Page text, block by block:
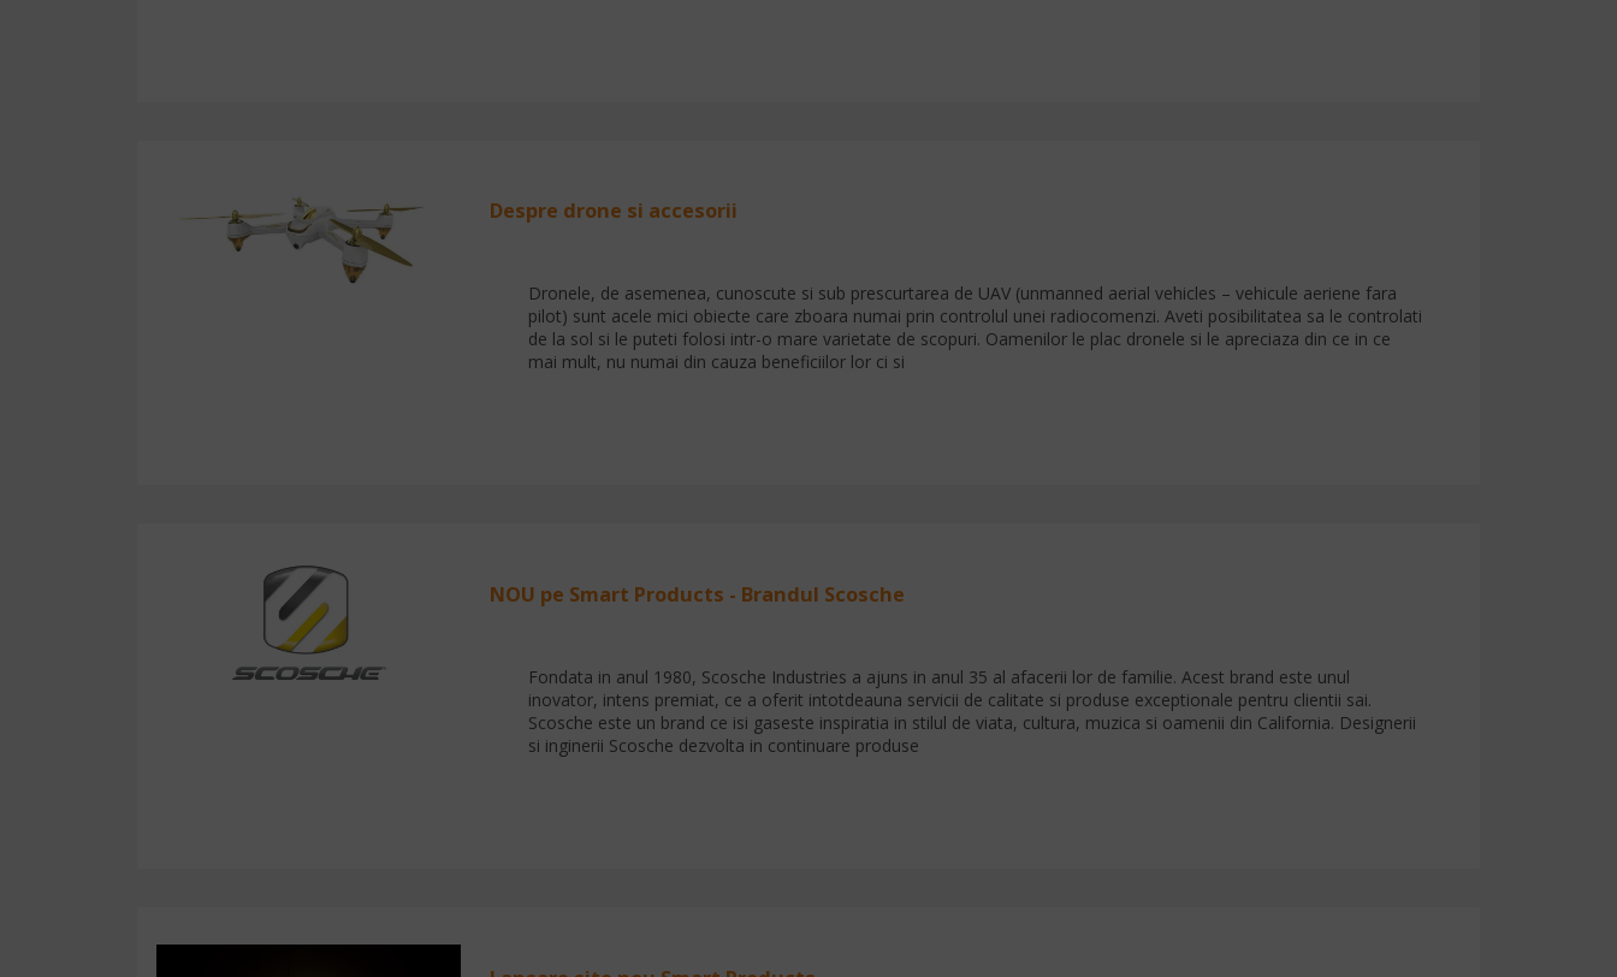
Despre drone si accesorii
Dronele, de asemenea, cunoscute si sub prescurtarea de UAV (unmanned aerial vehicles – vehicule aeriene fara
pilot) sunt acele mici obiecte care zboara numai prin controlul unei radiocomenzi. Aveti posibilitatea sa le controlati
de la sol si le puteti folosi intr-o mare varietate de scopuri. Oamenilor le plac dronele si le apreciaza din ce in ce
mai mult, nu numai din cauza beneficiilor lor ci si
NOU pe Smart Products - Brandul Scosche
Fondata in anul 1980, Scosche Industries a ajuns in anul 35 al afacerii lor de familie. Acest brand este unul
inovator, intens premiat, ce a oferit intotdeauna servicii de calitate si produse exceptionale pentru clientii sai.
Scosche este un brand ce isi gaseste inspiratia in stilul de viata, cultura, muzica si oamenii din California. Designerii
si inginerii Scosche dezvolta in continuare produse